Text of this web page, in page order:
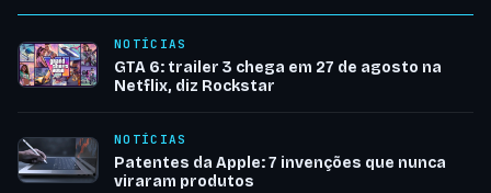
NOTÍCIAS
GTA 6: trailer 3 chega em 27 de agosto na
Netflix, diz Rockstar
NOTÍCIAS
Patentes da Apple: 7 invenções que nunca
viraram produtos